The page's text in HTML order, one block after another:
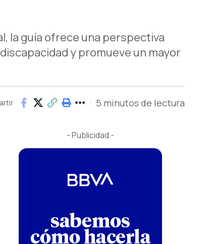
la guía ofrece una perspectiva
y promueve un mayor
5 minutos de lectura
- Publicidad -